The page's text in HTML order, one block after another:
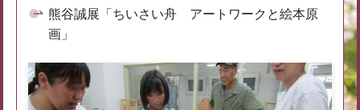
熊谷誠展「ちいさい舟 アートワークと絵本原
画」